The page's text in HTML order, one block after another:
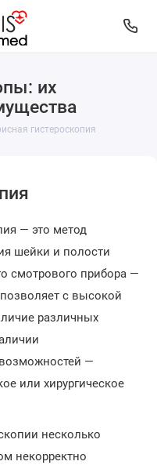
их
гистероскопия
— это метод
шейки и полости
смотрового прибора —
с высокой
различных
—
или хирургическое
несколько
некорректно